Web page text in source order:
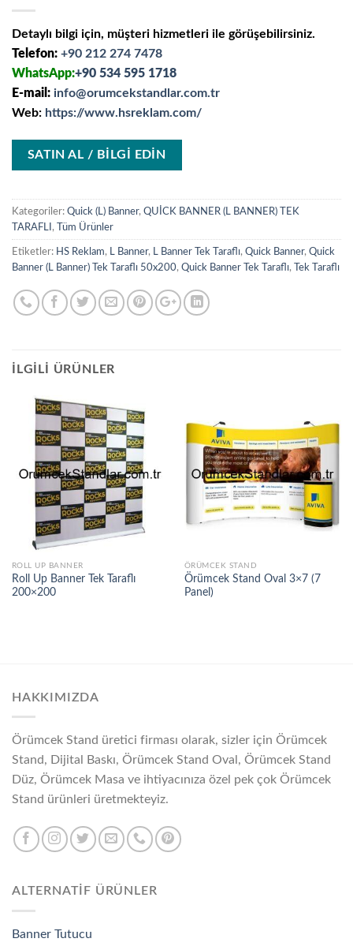
Detaylı bilgi için, müşteri hizmetleri ile görüşebilirsiniz.
Telefon: +90 212 274 7478
WhatsApp:+90 534 595 1718
E-mail: info@orumcekstandlar.com.tr
Web: https://www.hsreklam.com/
SATIN AL / BİLGİ EDİN
Kategoriler: Quick (L) Banner, QUİCK BANNER (L BANNER) TEK
TARAFLI , Tüm Ürünler
Etiketler: HS Reklam, L Banner, L Banner Tek Taraflı, Quick Banner, Quick
Banner (L Banner) Tek Taraflı 50x200, Quick Banner Tek Taraflı, Tek Taraflı
İLGILI ÜRÜNLER
ROLL UP BANNER
Roll Up Banner Tek Taraflı
200×200
ÖRÜMCEK STAND
Örümcek Stand Oval 3×7 (7
Panel)
HAKKIMIZDA
Örümcek Stand üretici firması olarak, sizler için Örümcek
Stand, Dijital Baskı, Örümcek Stand Oval, Örümcek Stand
Düz, Örümcek Masa ve ihtiyacınıza özel pek çok Örümcek
Stand ürünleri üretmekteyiz.
ALTERNATİF ÜRÜNLER
Banner Tutucu